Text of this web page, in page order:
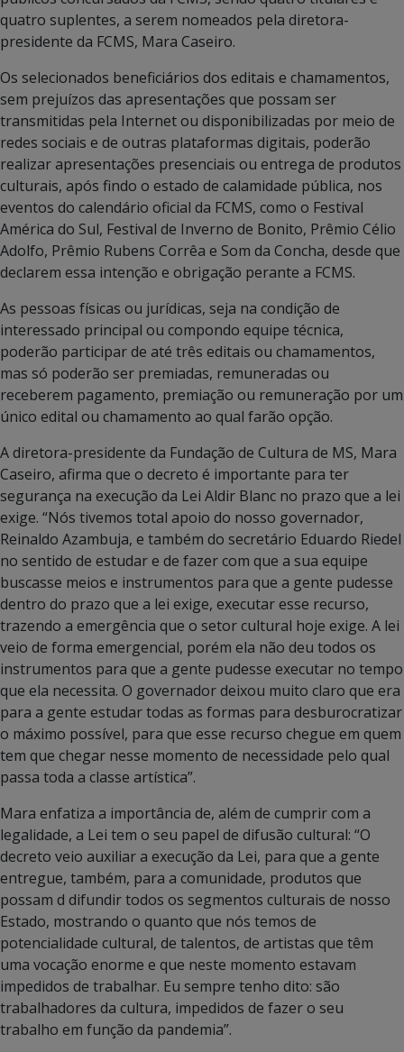
quatro suplentes, a serem nomeados pela diretora-
presidente da FCMS, Mara Caseiro.
Os selecionados beneficiários dos editais e chamamentos,
sem prejuízos das apresentações que possam ser
transmitidas pela Internet ou disponibilizadas por meio de
redes sociais e de outras plataformas digitais, poderão
realizar apresentações presenciais ou entrega de produtos
culturais, após findo o estado de calamidade pública, nos
eventos do calendário oficial da FCMS, como o Festival
América do Sul, Festival de Inverno de Bonito, Prêmio Célio
Adolfo, Prêmio Rubens Corrêa e Som da Concha, desde que
declarem essa intenção e obrigação perante a FCMS.
As pessoas físicas ou jurídicas, seja na condição de
interessado principal ou compondo equipe técnica,
poderão participar de até três editais ou chamamentos,
mas só poderão ser premiadas, remuneradas ou
receberem pagamento, premiação ou remuneração por um
único edital ou chamamento ao qual farão opção.
A diretora-presidente da Fundação de Cultura de MS, Mara
Caseiro, afirma que o decreto é importante para ter
segurança na execução da Lei Aldir Blanc no prazo que a lei
exige. “Nós tivemos total apoio do nosso governador,
Reinaldo Azambuja, e também do secretário Eduardo Riedel
no sentido de estudar e de fazer com que a sua equipe
buscasse meios e instrumentos para que a gente pudesse
dentro do prazo que a lei exige, executar esse recurso,
trazendo a emergência que o setor cultural hoje exige. A lei
veio de forma emergencial, porém ela não deu todos os
instrumentos para que a gente pudesse executar no tempo
que ela necessita. O governador deixou muito claro que era
para a gente estudar todas as formas para desburocratizar
o máximo possível, para que esse recurso chegue em quem
tem que chegar nesse momento de necessidade pelo qual
passa toda a classe artística”.
Mara enfatiza a importância de, além de cumprir com a
legalidade, a Lei tem o seu papel de difusão cultural: “O
decreto veio auxiliar a execução da Lei, para que a gente
entregue, também, para a comunidade, produtos que
possam d difundir todos os segmentos culturais de nosso
Estado, mostrando o quanto que nós temos de
potencialidade cultural, de talentos, de artistas que têm
uma vocação enorme e que neste momento estavam
impedidos de trabalhar. Eu sempre tenho dito: são
trabalhadores da cultura, impedidos de fazer o seu
trabalho em função da pandemia”.